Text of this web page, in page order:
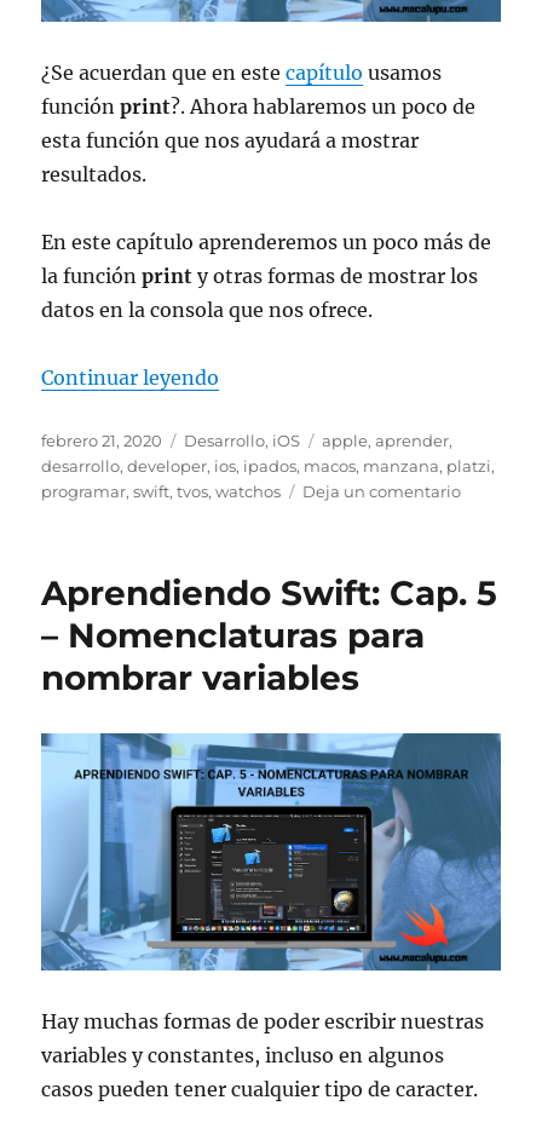
¿Se acuerdan que en estecapítulo usamos
funciónprint?. Ahora hablaremos un poco de
esta función que nos ayudará a mostrar
resultados.
En este capítulo aprenderemos un poco más de
la funciónprinty otras formas de mostrar los
datos en la consola que nos ofrece.
Continuar leyendo
Publicado
el
febrero 21, 2020 Categorías
Desarrollo, iOS Etiquetas
apple,aprender,
desarrollo,developer, ios, ipados, macos, manzana, platzi,
programar,swift,tvos,watchos Deja un comentarioen
función
print
Aprendiendo Swift: Cap. 5
– Nomenclaturas para
nombrar variables
Hay muchas formas de poder escribir nuestras
variables y constantes, incluso en algunos
casos pueden tener cualquier tipo de caracter.